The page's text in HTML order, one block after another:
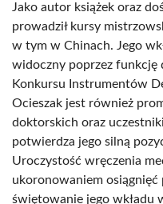
Jako autor książek oraz
prowadził kursy
w tym w Chinach. Jego
widoczny poprzez
Konkursu Instrumentów
Ocieszak jest również
doktorskich oraz
potwierdza jego silną
Uroczystość wręczenia
ukoronowaniem osiągnięć
świętowanie jego wkładu